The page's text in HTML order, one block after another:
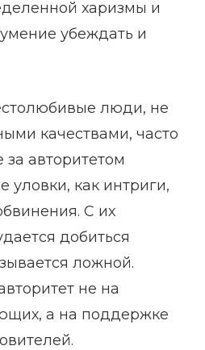
харизмы и
умение убеждать и
люди, не
качествами, часто
авторитетом
уловки, как интриги,
С их
добиться
ложной.
не на
а на поддержке